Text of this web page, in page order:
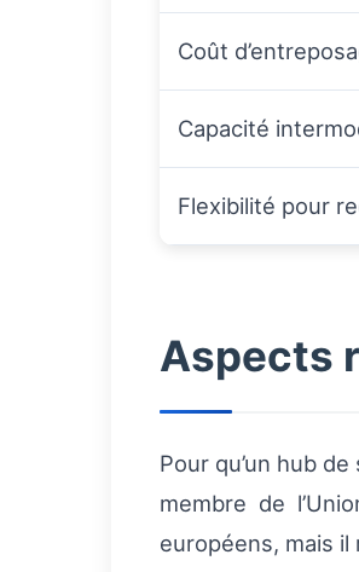
Coût
Capacité
Flexibilité pour
Aspects
Pour qu’un hub
membre de
européens, mais